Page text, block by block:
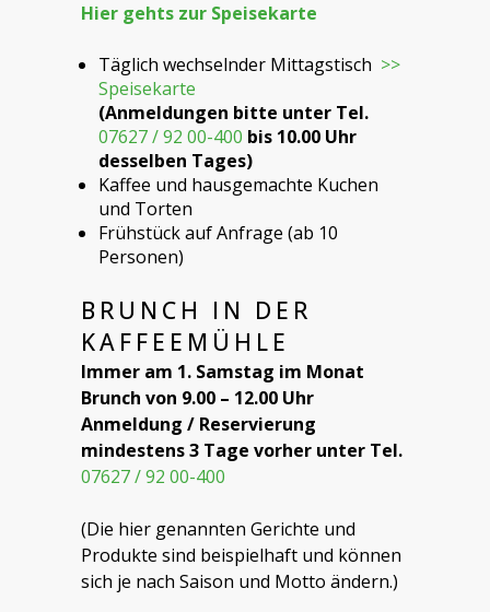
Hier gehts zur Speisekarte
Täglich wechselnder Mittagstisch >>
Speisekarte
(Anmeldungen bitte unter Tel.
07627 / 92 00-400 bis 10.00 Uhr
desselben Tages)
Kaffee und hausgemachte Kuchen
und Torten
Frühstück auf Anfrage (ab 10
Personen)
BRUNCH IN DER
KAFFEEMÜHLE
Immer am 1. Samstag im Monat
Brunch von 9.00 – 12.00 Uhr
Anmeldung / Reservierung
mindestens 3 Tage vorher unter Tel.
07627 / 92 00-400
(Die hier genannten Gerichte und
Produkte sind beispielhaft und können
sich je nach Saison und Motto ändern.)